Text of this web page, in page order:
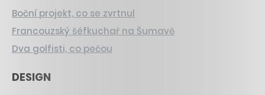
Boční projekt, co se zvrtnul
Francouzský šéfkuchař na Šumavě
Dva golfisti, co pečou
DESIGN